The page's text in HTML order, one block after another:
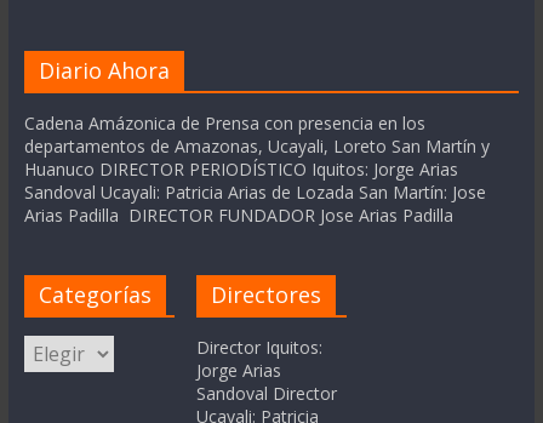
Diario Ahora
Cadena Amázonica de Prensa con presencia en los
departamentos de Amazonas, Ucayali, Loreto San Martín y
Huanuco DIRECTOR PERIODÍSTICO Iquitos: Jorge Arias
Sandoval Ucayali: Patricia Arias de Lozada San Martín: Jose
Arias Padilla DIRECTOR FUNDADOR Jose Arias Padilla
Categorías
Categorías
Directores
Director Iquitos:
Jorge Arias
Sandoval Director
Ucayali: Patricia